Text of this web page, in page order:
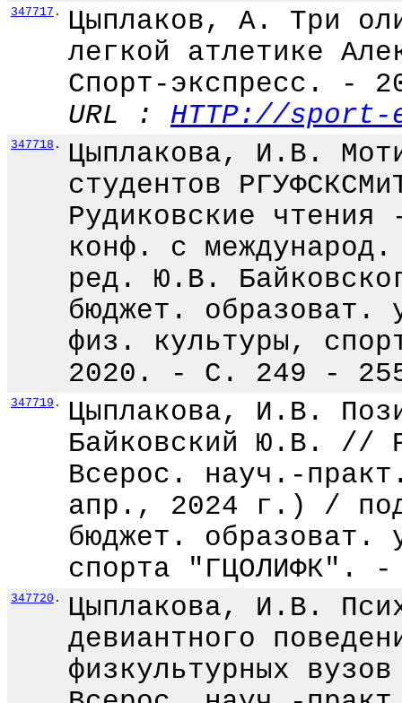
347717 .
Цыплаков, А. Три
легкой атлетике
Спорт-экспресс.
URL : HTTP://sport-
347718 .
Цыплакова, И.В.
студентов
Рудиковские
конф. с
ред. Ю.В.
бюджет. образоват.
физ. культуры,
2020. - С. 249 -
347719 .
Цыплакова, И.В.
Байковский Ю.В. //
Всерос. науч.-
апр., 2024 г.) /
бюджет. образоват.
спорта
347720 .
Цыплакова, И.В.
девиантного
физкультурных